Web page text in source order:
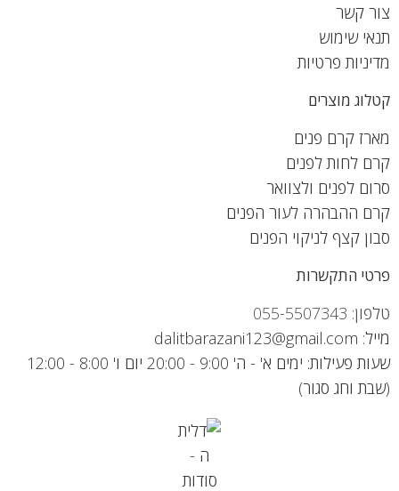
צור קשר
תנאי שימוש
מדיניות פרטיות
קטלוג מוצרים
מארז קרם פנים
קרם לחות לפנים
סרום לפנים ולצוואר
קרם ההבהרה לעור הפנים
סבון קצף לניקוי הפנים
פרטי התקשרות
טלפון: 055-5507343
מייל: dalitbarazani123@gmail.com
שעות פעילות: ימים א' - ה' 9:00 - 20:00 יום ו' 8:00 - 12:00
(שבת וחג סגור)